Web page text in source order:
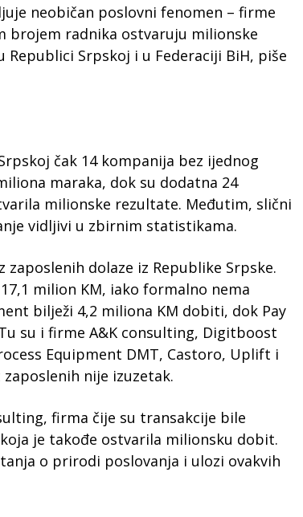
neobičan poslovni fenomen – firme
brojem radnika ostvaruju milionske
Srpskoj i u Federaciji BiH, piše
čak 14 kompanija bez ijednog
maraka, dok su dodatna 24
milionske rezultate. Međutim, slični
vidljivi u zbirnim statistikama.
dolaze iz Republike Srpske.
milion KM, iako formalno nema
bilježi 4,2 miliona KM dobiti, dok Pay
su i firme A&K consulting, Digitboost
Equipment DMT, Castoro, Uplift i
nije izuzetak.
firma čije su transakcije bile
je takođe ostvarila milionsku dobit.
o prirodi poslovanja i ulozi ovakvih